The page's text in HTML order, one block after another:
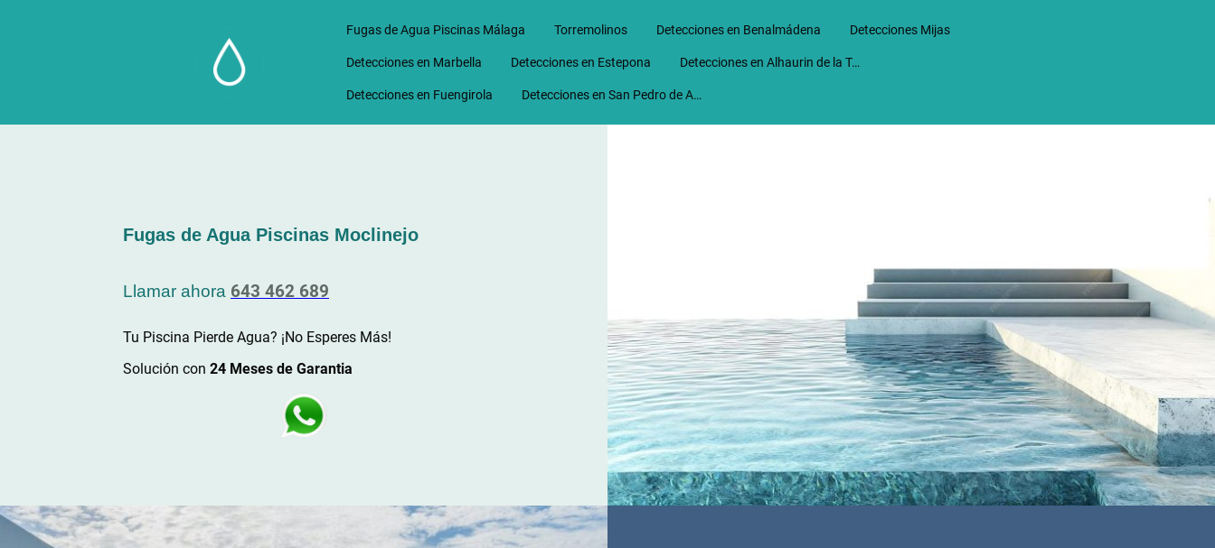
Fugas de Agua Piscinas Málaga Torremolinos Detecciones en Benalmádena Detecciones Mijas
Detecciones en Marbella Detecciones en Estepona Detecciones en Alhaurin de la Torre
Detecciones en Fuengirola Detecciones en San Pedro de Alcantara
Fugas de Agua Piscinas Moclinejo
Llamar ahora 643 462 689
Tu Piscina Pierde Agua? ¡No Esperes Más!
Solución con 24 Meses de Garantia